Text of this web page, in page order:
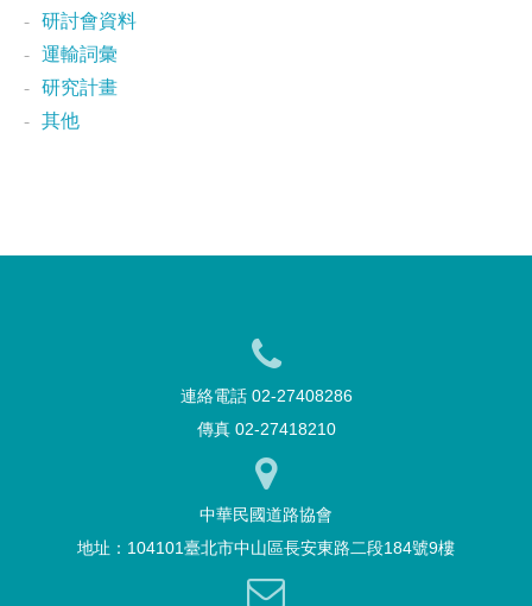
研討會資料
運輸詞彙
研究計畫
其他
連絡電話 02-27408286
傳真 02-27418210
中華民國道路協會
地址：104101臺北市中山區長安東路二段184號9樓